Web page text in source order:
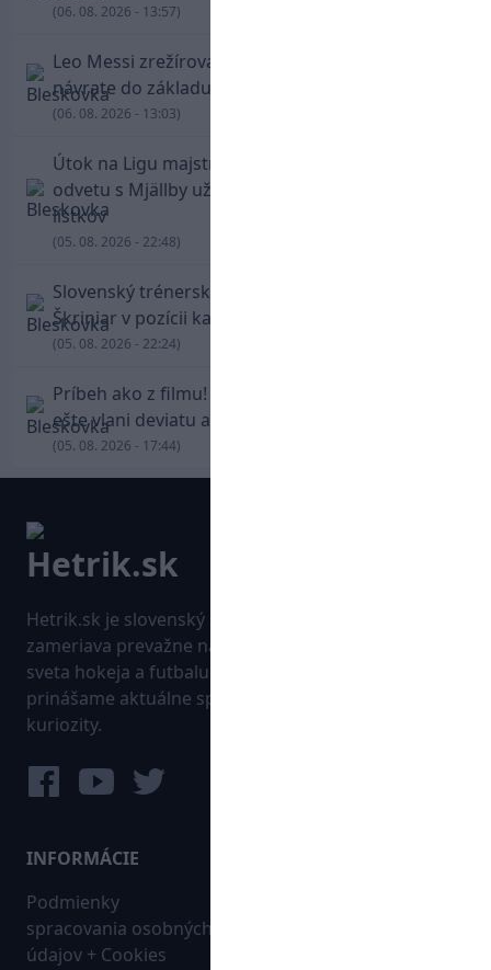
(06. 08. 2026 - 13:57)
Leo Messi zrežíroval obrat Interu Miami, pri
návrate do základu strelil dva góly
(06. 08. 2026 - 13:03)
Útok na Ligu majstrov láka! Slovan hlási na
odvetu s Mjällby už viac ako 13-tisíc predaných
lístkov
(05. 08. 2026 - 22:48)
Slovenský trénerský súboj pre Borbélyho,
Škriniar v pozícii kapitána potiahol Fenerbahce
(05. 08. 2026 - 22:24)
Príbeh ako z filmu! Hrdina Slovana Kianga hral
ešte vlani deviatu anglickú ligu
(05. 08. 2026 - 17:44)
Hetrik.sk je slovenský športový portál, ktorý sa
zameriava prevažne na najnovšie informácie zo
sveta hokeja a futbalu. Pravidelne na dennej báze
prinášame aktuálne správy, góly, zaujímavosti a
kuriozity.
INFORMÁCIE
Podmienky
spracovania osobných
údajov + Cookies